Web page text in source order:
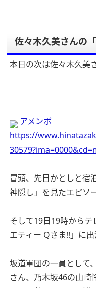
佐々木久美さんの「
本日の次は佐々木久美
アメンボ
https://
冒頭、先日かとしと宿
神隠し」を見たエピソ
そして19日19時から
エティー Qさま!!」に
坂道軍団の一員として
さん、乃木坂46の山崎